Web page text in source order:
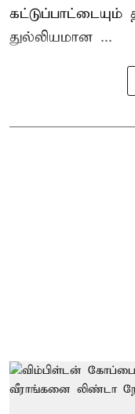
கட்டுப்பாட்டையும்
துல்லியமான ...